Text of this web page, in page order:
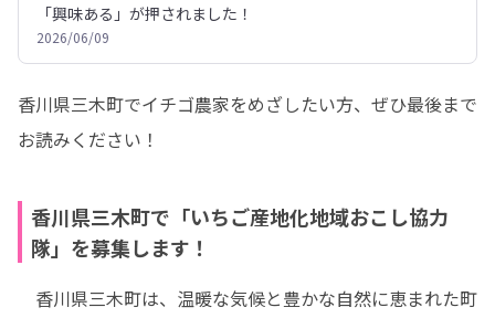
「興味ある」が押されました！
2026/06/09
香川県三木町でイチゴ農家をめざしたい方、ぜひ最後まで
お読みください！
香川県三木町で「いちご産地化地域おこし協力
隊」を募集します！
香川県三木町は、温暖な気候と豊かな自然に恵まれた町